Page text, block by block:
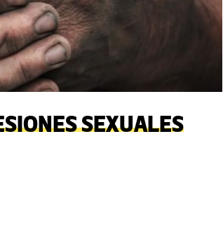
SEXUALES